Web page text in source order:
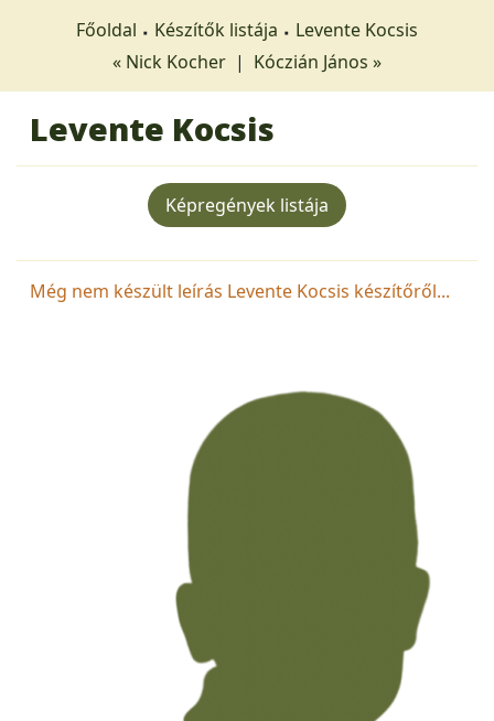
Főoldal Készítők listája
Levente Kocsis
« Nick Kocher | Kóczián János »
Levente Kocsis
Képregények listája
Még nem készült leírás Levente Kocsis készítőről...